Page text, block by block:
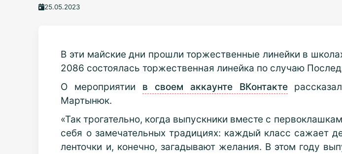
25.05.2023
В эти майские дни прошли торжественные линейки в
2086 состоялась торжественная линейка по случаю
О мероприятии в своем аккаунте ВКонтакте
Мартынюк.
«Так трогательно, когда выпускники вместе с
себя о замечательных традициях: каждый класс сажает
ленточки и, конечно, загадывают желания. В этом году